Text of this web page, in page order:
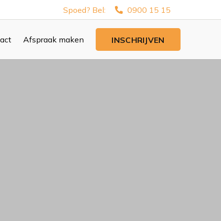
Spoed? Bel: 0900 15 15
Afspraak maken INSCHRIJVEN